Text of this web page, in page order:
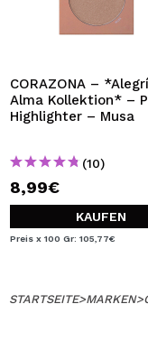
CORAZONA –
Alma Kollektion* –
Highlighter – Musa
(10)
8,99€
KAUFEN
Preis x 100 Gr: 105,77€
STARTSEITE>MARKEN>